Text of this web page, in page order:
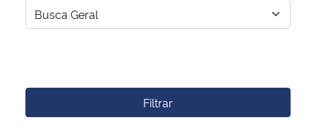
Filtrar